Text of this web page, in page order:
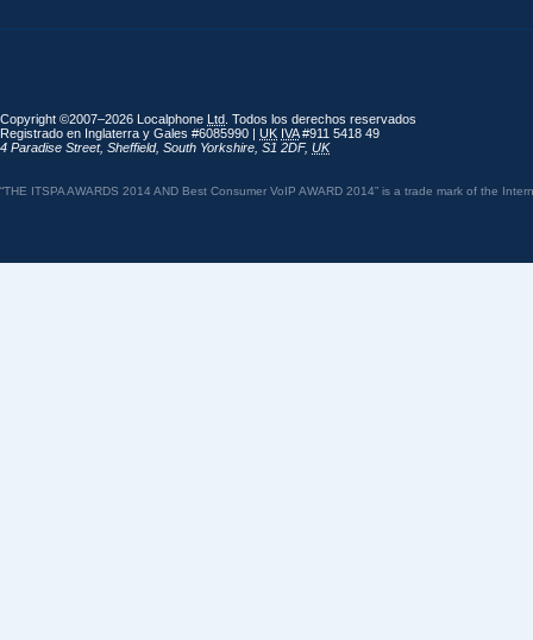
Copyright ©2007–2026 Localphone Ltd . Todos los derechos reservados
Registrado en Inglaterra y Gales #6085990 | UK IVA#911 5418 49
4 Paradise Street, Sheffield, South Yorkshire S1 2DF, UK
“THE ITSPA AWARDS 2014 AND Best Consumer VoIP AWARD 2014” is a trade mark of the